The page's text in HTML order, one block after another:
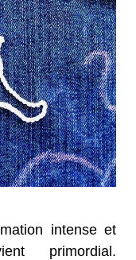
intense et
primordial.